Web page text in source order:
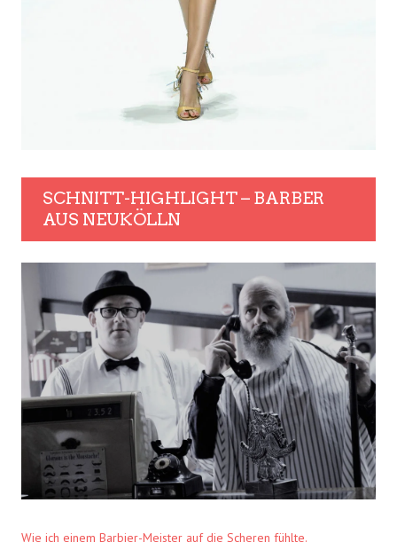
SCHNITT-HIGHLIGHT – BARBER
AUS NEUKÖLLN
Wie ich einem Barbier-Meister auf die Scheren fühlte.